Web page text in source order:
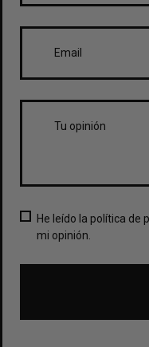
He leído la política de
mi opinión.